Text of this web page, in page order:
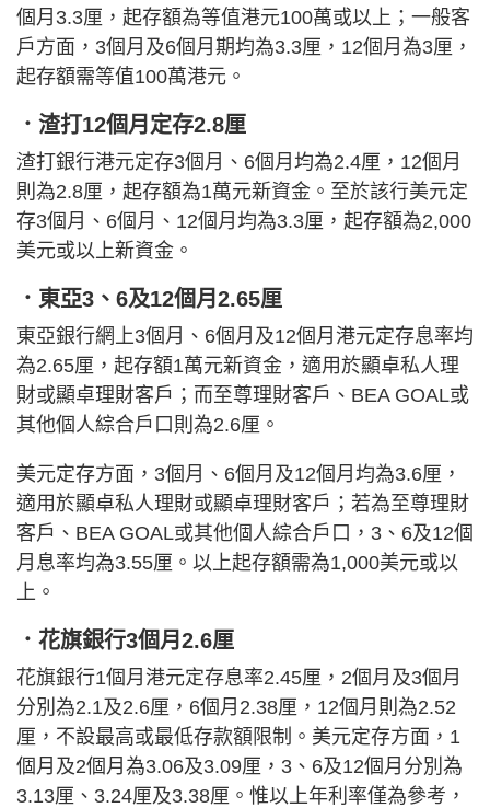
個月3.3厘，起存額為等值港元100萬或以上；一般客
戶方面，3個月及6個月期均為3.3厘，12個月為3厘，
起存額需等值100萬港元。
．渣打12個月定存2.8厘
渣打銀行港元定存3個月、6個月均為2.4厘，12個月
則為2.8厘，起存額為1萬元新資金。至於該行美元定
存3個月、6個月、12個月均為3.3厘，起存額為2,000
美元或以上新資金。
．東亞3、6及12個月2.65厘
東亞銀行網上3個月、6個月及12個月港元定存息率均
為2.65厘，起存額1萬元新資金，適用於顯卓私人理
財或顯卓理財客戶；而至尊理財客戶、BEA GOAL或
其他個人綜合戶口則為2.6厘。
美元定存方面，3個月、6個月及12個月均為3.6厘，
適用於顯卓私人理財或顯卓理財客戶；若為至尊理財
客戶、BEA GOAL或其他個人綜合戶口，3、6及12個
月息率均為3.55厘。以上起存額需為1,000美元或以
上。
．花旗銀行3個月2.6厘
花旗銀行1個月港元定存息率2.45厘，2個月及3個月
分別為2.1及2.6厘，6個月2.38厘，12個月則為2.52
厘，不設最高或最低存款額限制。美元定存方面，1
個月及2個月為3.06及3.09厘，3、6及12個月分別為
3.13厘、3.24厘及3.38厘。惟以上年利率僅為參考，